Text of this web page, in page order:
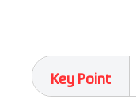
Key Point